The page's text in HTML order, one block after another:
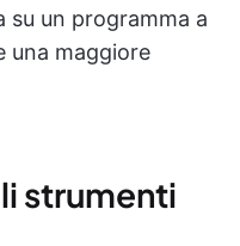
su un programma a
una maggiore
strumenti